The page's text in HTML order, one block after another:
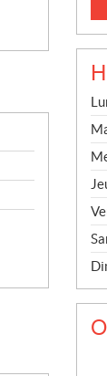
G
É
N
É
R
A
L